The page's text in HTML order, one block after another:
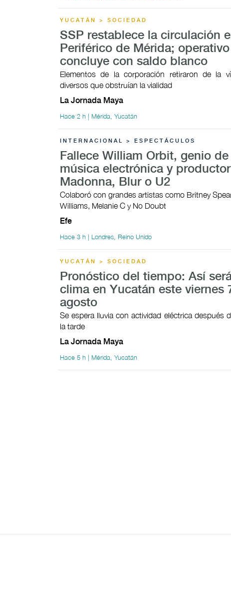
YUCATÁN > SOCIEDAD
SSP restablece la circulación
Periférico de Mérida; operativo
concluye con saldo blanco
Elementos de la corporación retiraron de la
diversos que obstruían la vialidad
La Jornada Maya
Hace 2 h | Mérida, Yucatán
INTERNACIONAL > ESPECTÁCULOS
Fallece William Orbit, genio de
música electrónica y
Madonna, Blur o U2
Colaboró con grandes artistas como Britney
Williams, Melanie C y No Doubt
Efe
Hace 3 h | Londres, Reino Unido
YUCATÁN > SOCIEDAD
Pronóstico del tiempo: Así
clima en Yucatán este viernes
agosto
Se espera lluvia con actividad eléctrica después
la tarde
La Jornada Maya
Hace 5 h | Mérida, Yucatán